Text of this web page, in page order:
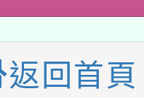
」
度第2次
告(無人
行動站研
年度閱讀
返回首頁